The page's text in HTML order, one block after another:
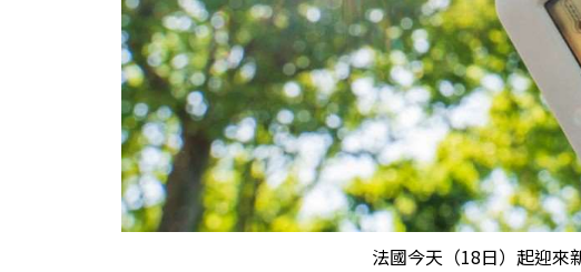
法國今天（18日）起迎來